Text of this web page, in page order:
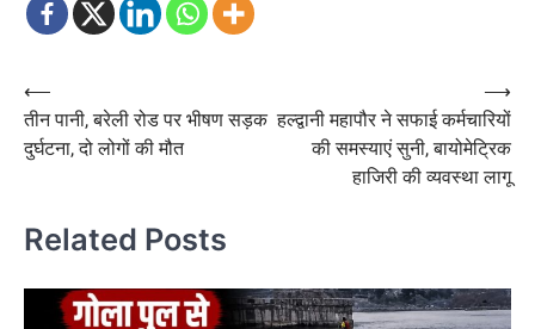
Post
navigation
⟵
तीन पानी, बरेली रोड पर भीषण सड़क
दुर्घटना, दो लोगों की मौत
हल्द्वानी महापौर ने सफाई कर्मचारियों
की समस्याएं सुनी, बायोमेट्रिक
हाजिरी की व्यवस्था लागू
⟶
Related Posts